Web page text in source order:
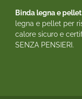
Binda legna e pellet
legna e pellet per
calore sicuro e
SENZA PENSIERI.